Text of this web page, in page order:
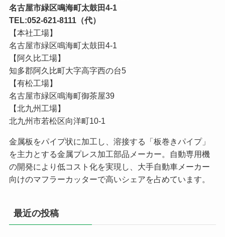
名古屋市緑区鳴海町太鼓田4-1
TEL:052-621-8111（代）
【本社工場】
名古屋市緑区鳴海町太鼓田4-1
【阿久比工場】
知多郡阿久比町大字高字西の台5
【有松工場】
名古屋市緑区鳴海町御茶屋39
【北九州工場】
北九州市若松区向洋町10-1
金属板をパイプ状に加工し、溶接する「板巻きパイプ」
を主力とする金属プレス加工部品メーカー。自動専用機
の開発により低コスト化を実現し、大手自動車メーカー
向けのマフラーカッターで高いシェアを占めています。
最近の投稿